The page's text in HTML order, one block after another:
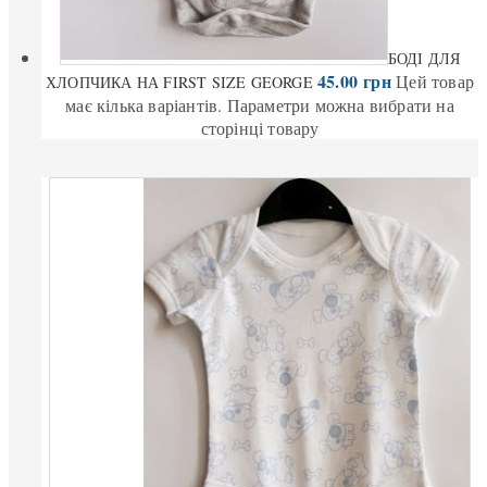
БОДІ ДЛЯ
ХЛОПЧИКА НА FIRST SIZE GEORGE 45.00грн Цей товар
має кілька варіантів. Параметри можна вибрати на
сторінці товару